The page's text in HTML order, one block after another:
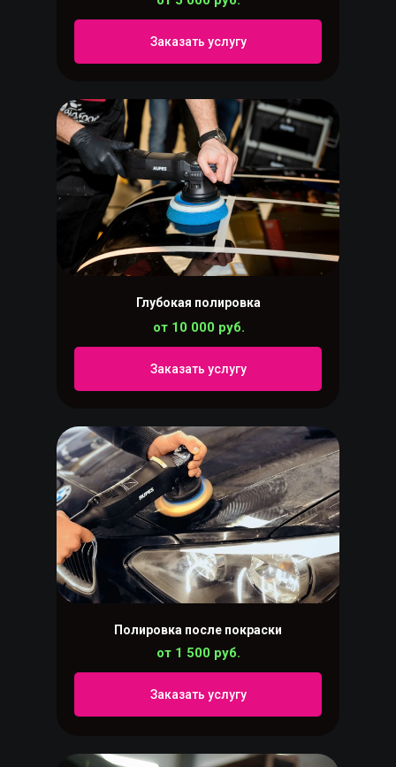
Глубокая полировка
Полировка после покраски
от 10 000 руб.
от 1 500 руб.
Заказать услугу
Заказать услугу
Заказать услугу